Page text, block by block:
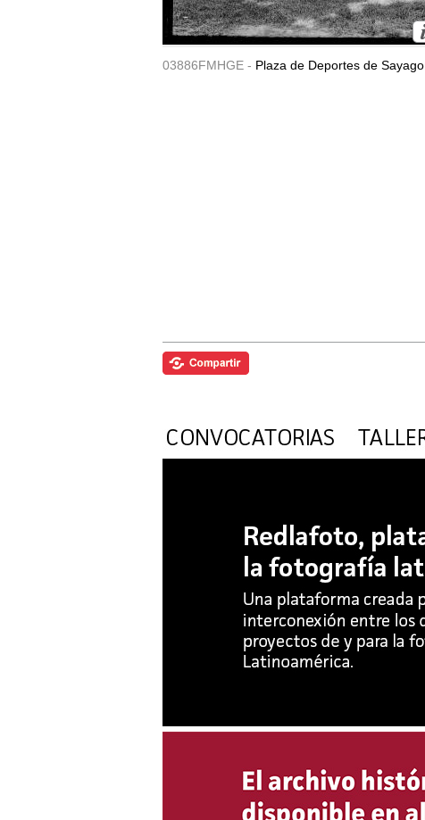
03886FMHGE - Plaza de Deportes de Sayago.